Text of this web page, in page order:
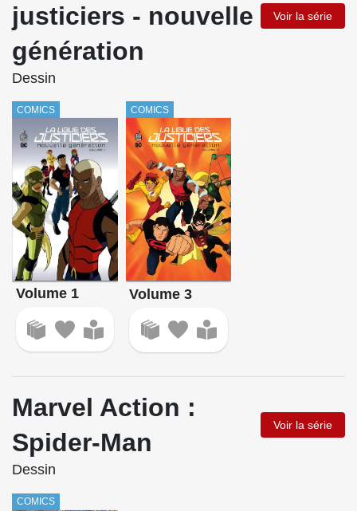
justiciers - nouvelle
génération
Voir la série
Dessin
COMICS
Volume 1
COMICS
Volume 3
Marvel Action :
Spider-Man
Voir la série
Dessin
COMICS